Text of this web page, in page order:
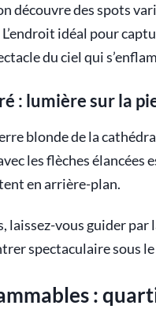
découvre des spots
idéal pour
du ciel qui
: lumière sur la
blonde de la
les flèches
en arrière-plan.
vous guider par
spectaculaire sous
: